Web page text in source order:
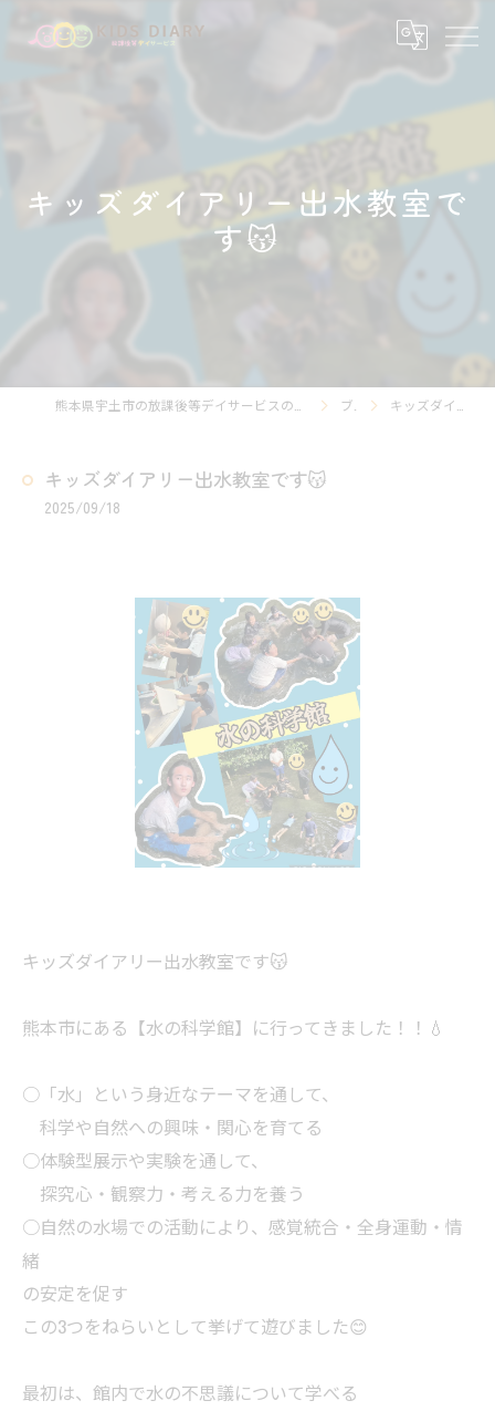
キッズダイアリー出水教室で
す😽
ブログ キッズダイアリー出水教室です😽
キッズダイアリー出水教室です😽
2025/09/18
キッズダイアリー出水教室です😽
熊本市にある【水の科学館】に行ってきました！！💧
○「水」という身近なテーマを通して、
科学や自然への興味・関心を育てる
○体験型展示や実験を通して、
探究心・観察力・考える力を養う
○自然の水場での活動により、感覚統合・全身運動・情
緒
の安定を促す
この3つをねらいとして挙げて遊びました😊
最初は、館内で水の不思議について学べる